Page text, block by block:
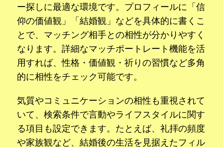
ー探しに最適な環境です。プロフィールに「信
仰の価値観」「結婚観」などを具体的に書くこ
とで、マッチング相手との相性が分かりやすく
なります。詳細なマッチポートレート機能を活
用すれば、性格・価値観・祈りの習慣など多角
的に相性をチェック可能です。
気質やコミュニケーションの相性も重視されて
いて、検索条件で言動やライフスタイルに関す
る項目も設定できます。たとえば、礼拝の頻度
や家族観など、結婚後の生活を見据えたフィル